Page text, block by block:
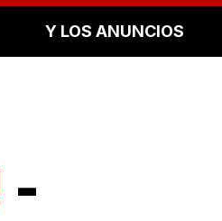
Y LOS ANUNCIOS
-